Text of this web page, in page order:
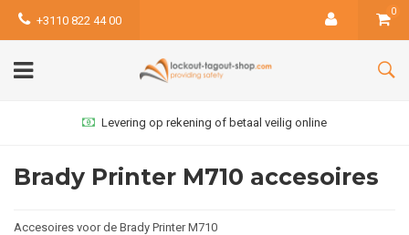
+3110 822 44 00
0
Levering op rekening of betaal veilig online
Brady Printer M710 accesoires
Accesoires voor de Brady Printer M710